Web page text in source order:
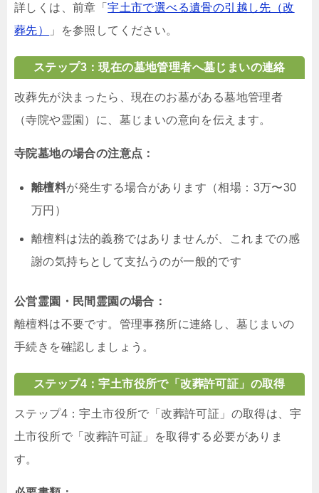
詳しくは、前章「宇土市で選べる遺骨の引越し先（改
葬先）
」を参照してください。
ステップ3：現在の墓地管理者へ墓じまいの連絡
改葬先が決まったら、現在のお墓がある墓地管理者
（寺院や霊園）に、墓じまいの意向を伝えます。
寺院墓地の場合の注意点：
離檀料が発生する場合があります（相場：3万〜30
万円）
離檀料は法的義務ではありませんが、これまでの感
謝の気持ちとして支払うのが一般的です
公営霊園・民間霊園の場合：
離檀料は不要です。管理事務所に連絡し、墓じまいの
手続きを確認しましょう。
ステップ4：宇土市役所で「改葬許可証」の取得
ステップ4：宇土市役所で「改葬許可証」の取得は、宇
土市役所で「改葬許可証」を取得する必要がありま
す。